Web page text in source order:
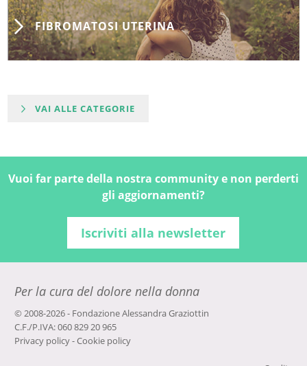
FIBROMATOSI UTERINA
VAI ALLE CATEGORIE
Vuoi far parte della nostra community e non perderti
gli aggiornamenti?
Iscriviti alla newsletter
Per la cura del dolore nella donna
© 2008-2026 - Fondazione Alessandra Graziottin
C.F./P.IVA: 060 829 20 965
Privacy policy-Cookie policy